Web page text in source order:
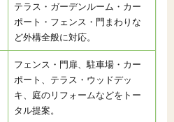
テラス・ガーデンルーム・カー
ポート・フェンス・門まわりな
ど外構全般に対応。
フェンス・門扉、駐車場・カー
ポート、テラス・ウッドデッ
キ、庭のリフォームなどをトー
タル提案。